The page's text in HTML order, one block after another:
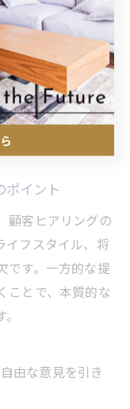
ンテナンスに関す
ことが求められま
、悩み相談の窓口
コミや紹介につな
を支えます。
ポイント
顧客ヒアリングの
イフスタイル、将
です。一方的な提
ことで、本質的な
由な意見を引き